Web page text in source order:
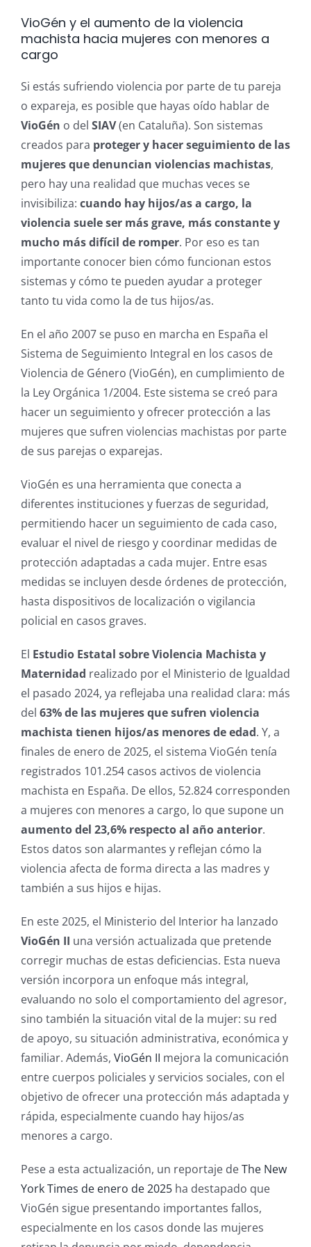
VioGén y el aumento de la violencia
machista hacia mujeres con menores a
cargo
Si estás sufriendo violencia por parte de tu pareja
o expareja, es posible que hayas oído hablar de
VioGén o del SIAV(en Cataluña). Son sistemas
creados para proteger y hacer seguimiento de las
mujeres que denuncian violencias machistas,
pero hay una realidad que muchas veces se
invisibiliza: cuando hay hijos/as a cargo, la
violencia suele ser más grave, más constante y
mucho más difícil de romper. Por eso es tan
importante conocer bien cómo funcionan estos
sistemas y cómo te pueden ayudar a proteger
tanto tu vida como la de tus hijos/as.
En el año 2007 se puso en marcha en España el
Sistema de Seguimiento Integral en los casos de
Violencia de Género (VioGén), en cumplimiento de
la Ley Orgánica 1/2004. Este sistema se creó para
hacer un seguimiento y ofrecer protección a las
mujeres que sufren violencias machistas por parte
de sus parejas o exparejas.
VioGén es una herramienta que conecta a
diferentes instituciones y fuerzas de seguridad,
permitiendo hacer un seguimiento de cada caso,
evaluar el nivel de riesgo y coordinar medidas de
protección adaptadas a cada mujer. Entre esas
medidas se incluyen desde órdenes de protección,
hasta dispositivos de localización o vigilancia
policial en casos graves.
El Estudio Estatal sobre Violencia Machista y
Maternidad realizado por el Ministerio de Igualdad
el pasado 2024, ya reflejaba una realidad clara: más
del 63% de las mujeres que sufren violencia
machista tienen hijos/as menores de edad. Y, a
finales de enero de 2025, el sistema VioGén tenía
registrados 101.254 casos activos de violencia
machista en España. De ellos, 52.824 corresponden
a mujeres con menores a cargo, lo que supone un
aumento del 23,6% respecto al año anterior.
Estos datos son alarmantes y reflejan cómo la
violencia afecta de forma directa a las madres y
también a sus hijos e hijas.
En este 2025, el Ministerio del Interior ha lanzado
VioGén II una versión actualizada que pretende
corregir muchas de estas deficiencias. Esta nueva
versión incorpora un enfoque más integral,
evaluando no solo el comportamiento del agresor,
sino también la situación vital de la mujer: su red
de apoyo, su situación administrativa, económica y
familiar. Además, VioGén II mejora la comunicación
entre cuerpos policiales y servicios sociales, con el
objetivo de ofrecer una protección más adaptada y
rápida, especialmente cuando hay hijos/as
menores a cargo.
Pese a esta actualización, un reportaje deThe New
York Times de enero de 2025 ha destapado que
VioGén sigue presentando importantes fallos,
especialmente en los casos donde las mujeres